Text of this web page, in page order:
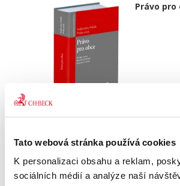
Tato webová stránka používá cookies
K personalizaci obsahu a reklam,
sociálních médií a analýze naší
Právo pro
Jaroslav Svejkovský,Stanislav Polčák,
1 390,00 Kč
V České republice existuje více než
obcí. Autorský kolektiv pod vedením